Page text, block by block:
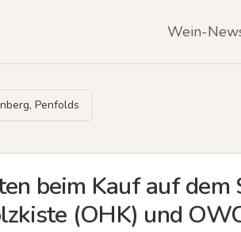
Wein-
Penfolds
beim Kauf auf dem
(OHK) und